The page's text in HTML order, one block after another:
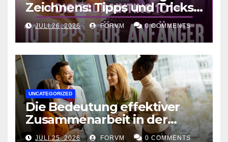
Zeichnens: Tipps und Tricks
für kreative Ausdruckskunst
JULI 26, 2026 FORVM 0 COMMENTS
UNCATEGORIZED
Die Bedeutung effektiver
Zusammenarbeit in der
Arbeitswelt
JULI 25, 2026 FORVM 0 COMMENTS